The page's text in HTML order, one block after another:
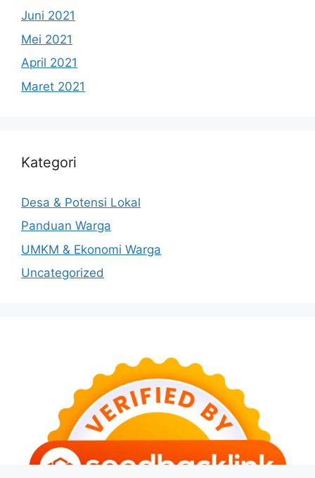
Juni 2021
Mei 2021
April 2021
Maret 2021
Kategori
Desa & Potensi Lokal
Panduan Warga
UMKM & Ekonomi Warga
Uncategorized